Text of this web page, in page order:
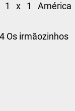
1 x 1 América
Os irmãozinhos